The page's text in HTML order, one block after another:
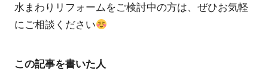
水まわりリフォームをご検討中の方は、ぜひお気軽
にご相談ください
この記事を書いた人